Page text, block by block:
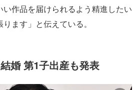
作品を届けられるよう精進したい
ます」と伝えている。
婚 第1子出産も発表